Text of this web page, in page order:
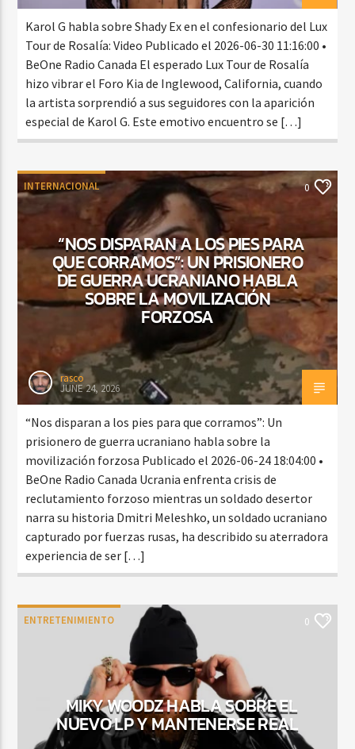
Karol G habla sobre Shady Ex en el confesionario del Lux
Tour de Rosalía: Video Publicado el 2026-06-30 11:16:00 •
BeOne Radio Canada El esperado Lux Tour de Rosalía
hizo vibrar el Foro Kia de Inglewood, California, cuando
la artista sorprendió a sus seguidores con la aparición
especial de Karol G. Este emotivo encuentro se […]
INTERNACIONAL 0
“NOS DISPARAN A LOS PIES PARA
QUE CORRAMOS”: UN PRISIONERO
DE GUERRA UCRANIANO HABLA
SOBRE LA MOVILIZACIÓN
FORZOSA
rasco
JUNE 24, 2026
“Nos disparan a los pies para que corramos”: Un
prisionero de guerra ucraniano habla sobre la
movilización forzosa Publicado el 2026-06-24 18:04:00 •
BeOne Radio Canada Ucrania enfrenta crisis de
reclutamiento forzoso mientras un soldado desertor
narra su historia Dmitri Meleshko, un soldado ucraniano
capturado por fuerzas rusas, ha describido su aterradora
experiencia de ser […]
ENTRETENIMIENTO 0
MIKY WOODZ HABLA SOBRE EL
NUEVO LP Y MANTENERSE REAL